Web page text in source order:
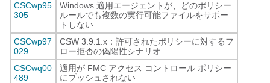
CSCwp95
305
Windows 適用エージェントが、どのポリシー
ルールでも複数の実行可能ファイルをサポー
トしない
CSCwp97
029
CSW 3.9.1.x：許可されたポリシーに対するフ
ロー拒否の偽陽性シナリオ
CSCwq00
489
適用が FMC アクセス コントロール ポリシー
にプッシュされない